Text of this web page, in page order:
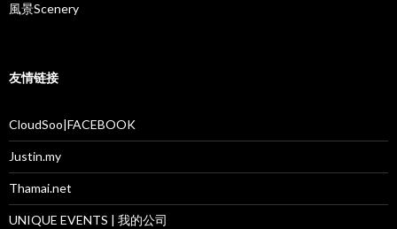
風景Scenery
友情链接
CloudSoo|FACEBOOK
Justin.my
Thamai.net
UNIQUE EVENTS | 我的公司